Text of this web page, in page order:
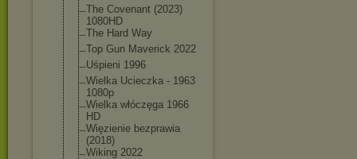
The Covenant (2023)
1080HD
The Hard Way
Top Gun Maverick 2022
Uśpieni 1996
Wielka Ucieczka - 1963
1080p
Wielka włóczęga 1966
HD
Więzienie bezprawia
(2018)
Wiking 2022